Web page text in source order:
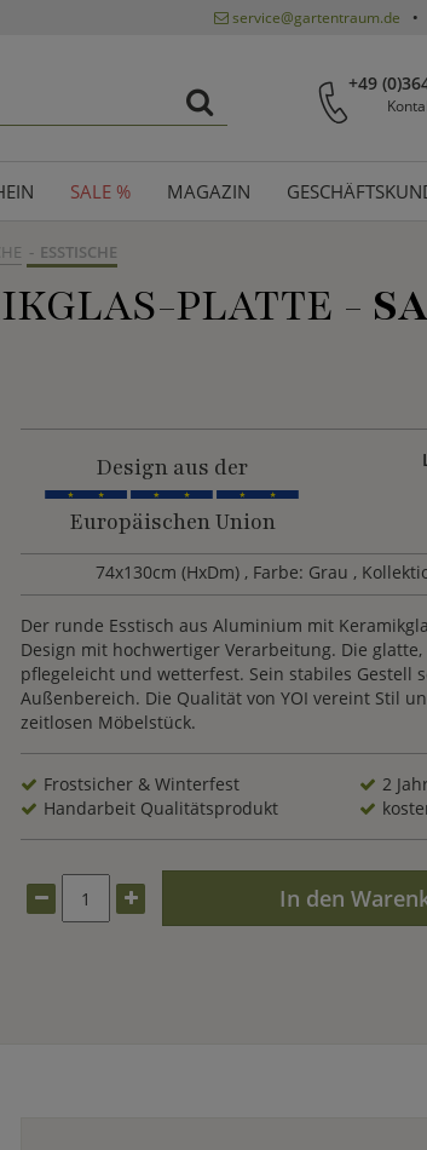
service@gartentraum.de
+49
SALE % MAGAZIN
ESSTISCHE
PLATTE -
Design aus der
Europäischen Union
74x130cm (HxDm) , Farbe: Grau ,
Der runde Esstisch aus Aluminium mit
Design mit hochwertiger Verarbeitung. Die
pflegeleicht und wetterfest. Sein stabiles Gestell
Außenbereich. Die Qualität von YOI vereint Stil
zeitlosen Möbelstück.
Frostsicher & Winterfest
2
Handarbeit Qualitätsprodukt
In den